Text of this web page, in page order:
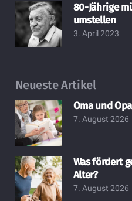
80-Jährige
umstellen
3. April 2023
Neueste Artikel
Oma und
7. August 2026
Was fördert
Alter?
7. August 2026